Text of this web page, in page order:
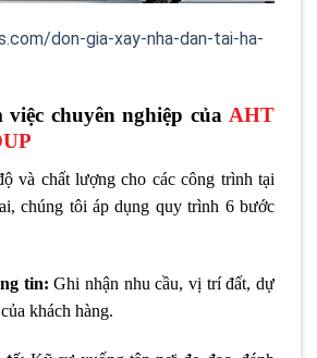
don-gia-xay-nha-dan-tai-ha-
chuyên nghiệp của AHT
và chất lượng cho các công trình tại
chúng tôi áp dụng quy trình 6 bước
tin: Ghi nhận nhu cầu, vị trí đất, dự
khách hàng.